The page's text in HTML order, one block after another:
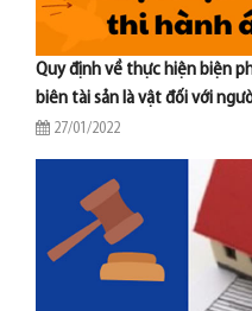
Quy định về thực hiện biện
biên tài sản là vật đối với
27/01/2022